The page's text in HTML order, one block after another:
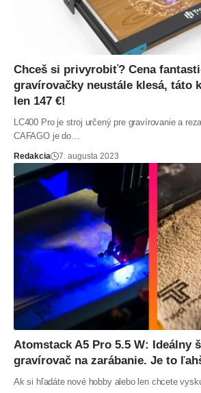
Chceš si privyrobiť? Cena
gravírovačky neustále klesá, táto
len 147 €!
LC400 Pro je stroj určený pre gravírovanie a
CAFAGO je do…
Redakcia 7. augusta 2023
Atomstack A5 Pro 5.5 W: Ideálny
gravírovač na zarábanie. Je to
Ak si hľadáte nové hobby alebo len chcete